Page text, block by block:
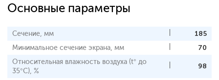
Основные параметры
Сечение, мм
185
Минимальное сечение экрана, мм
70
Относительная влажность воздуха (t° до
35°С), %
98